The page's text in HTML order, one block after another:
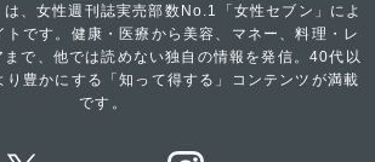
は、女性週刊誌実売部数No.1「女性セブン」によ
トです。健康・医療から美容、マネー、料理・レ
で、他では読めない独自の情報を発信。40代以
り豊かにする「知って得する」コンテンツが満載
です。